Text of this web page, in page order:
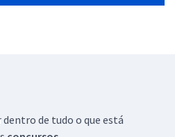
dentro de tudo o que está